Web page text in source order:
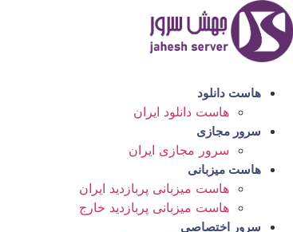
پرش
به
محتوا
هاست دانلود
هاست دانلود ایران
سرور مجازی
سرور مجازی ایران
هاست میزبانی
هاست میزبانی پربازدید ایران
هاست میزبانی پربازدید خارج
سرور اختصاصی